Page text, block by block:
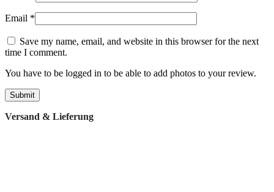
Email *
Save my name, email, and website in this browser for the next
time I comment.
You have to be logged in to be able to add photos to your review.
Versand & Lieferung